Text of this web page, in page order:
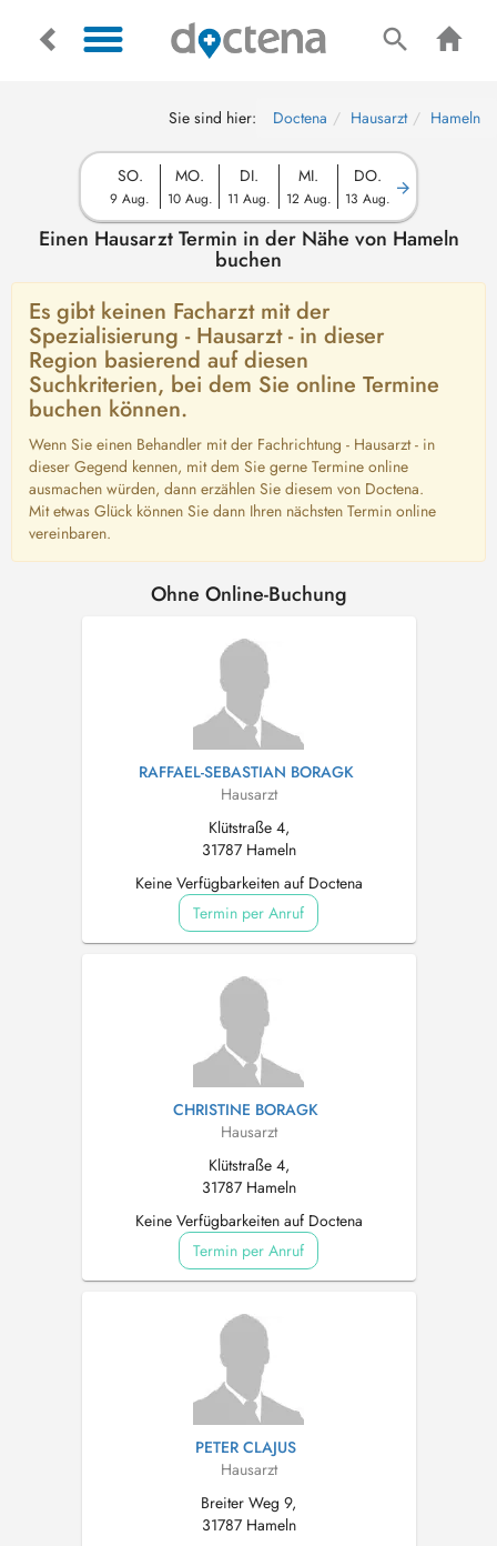
Sie sind hier: Doctena Hausarzt Hameln
SO.
9 Aug.
MO.
10 Aug.
DI.
11 Aug.
MI.
12 Aug.
DO.
13 Aug.
Einen Hausarzt Termin in der Nähe von Hameln
buchen
Es gibt keinen Facharzt mit der
Spezialisierung - Hausarzt - in dieser
Region basierend auf diesen
Suchkriterien, bei dem Sie online Termine
buchen können.
Wenn Sie einen Behandler mit der Fachrichtung - Hausarzt - in
dieser Gegend kennen, mit dem Sie gerne Termine online
ausmachen würden, dann erzählen Sie diesem von Doctena.
Mit etwas Glück können Sie dann Ihren nächsten Termin online
vereinbaren.
Ohne Online-Buchung
RAFFAEL-SEBASTIAN BORAGK
Hausarzt
Klütstraße 4,
31787 Hameln
Keine Verfügbarkeiten auf Doctena
Termin per Anruf
CHRISTINE BORAGK
Hausarzt
Klütstraße 4,
31787 Hameln
Keine Verfügbarkeiten auf Doctena
Termin per Anruf
PETER CLAJUS
Hausarzt
Breiter Weg 9,
31787 Hameln